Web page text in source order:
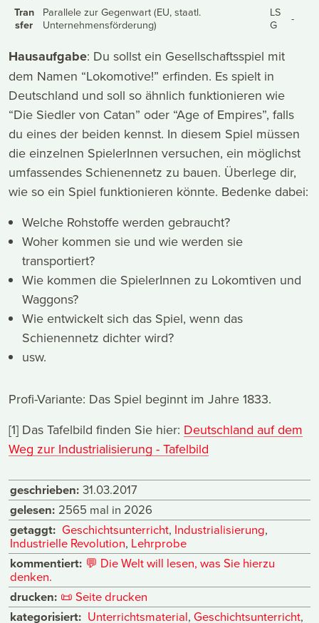
Tran
sfer
Parallele zur Gegenwart (EU, staatl.
Unternehmensförderung)
LS
G
-
Hausaufgabe: Du sollst ein Gesellschaftsspiel mit
dem Namen “Lokomotive!” erfinden. Es spielt in
Deutschland und soll so ähnlich funktionieren wie
“Die Siedler von Catan” oder “Age of Empires”, falls
du eines der beiden kennst. In diesem Spiel müssen
die einzelnen SpielerInnen versuchen, ein möglichst
umfassendes Schienennetz zu bauen. Überlege dir,
wie so ein Spiel funktionieren könnte. Bedenke dabei:
Welche Rohstoffe werden gebraucht?
Woher kommen sie und wie werden sie
transportiert?
Wie kommen die SpielerInnen zu Lokomtiven und
Waggons?
Wie entwickelt sich das Spiel, wenn das
Schienennetz dichter wird?
usw.
Profi-Variante: Das Spiel beginnt im Jahre 1833.
[1] Das Tafelbild finden Sie hier: Deutschland auf dem
Weg zur Industrialisierung - Tafelbild
geschrieben: 31.03.2017
gelesen: 2565 mal in 2026
getaggt: Geschichtsunterricht, Industrialisierung,
Industrielle Revolution, Lehrprobe
kommentiert: 💬 Die Welt will lesen, was Sie hierzu
denken.
drucken: 📜 Seite drucken
kategorisiert: Unterrichtsmaterial, Geschichtsunterricht,